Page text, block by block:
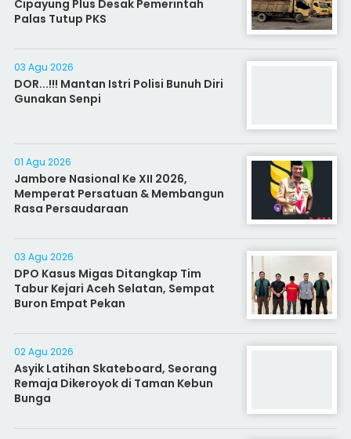
Cipayung Plus Desak Pemerintah
Palas Tutup PKS
03 Agu 2026
DOR...!!! Mantan Istri Polisi Bunuh Diri
Gunakan Senpi
01 Agu 2026
Jambore Nasional Ke XII 2026,
Memperat Persatuan & Membangun
Rasa Persaudaraan
03 Agu 2026
DPO Kasus Migas Ditangkap Tim
Tabur Kejari Aceh Selatan, Sempat
Buron Empat Pekan
02 Agu 2026
Asyik Latihan Skateboard, Seorang
Remaja Dikeroyok di Taman Kebun
Bunga